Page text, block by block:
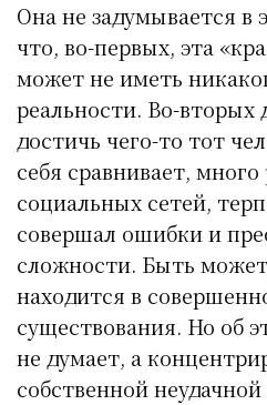
Она не задумывается в
что, во-первых, эта
может не иметь
реальности. Во-вторых
достичь чего-то тот
себя сравнивает, много
социальных сетей,
совершал ошибки и
сложности. Быть
находится в
существования. Но об
не думает, а
собственной